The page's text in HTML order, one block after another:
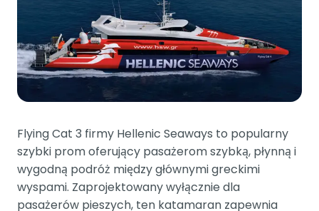
Flying Cat 3 firmy Hellenic Seaways to popularny
szybki prom oferujący pasażerom szybką, płynną i
wygodną podróż między głównymi greckimi
wyspami. Zaprojektowany wyłącznie dla
pasażerów pieszych, ten katamaran zapewnia